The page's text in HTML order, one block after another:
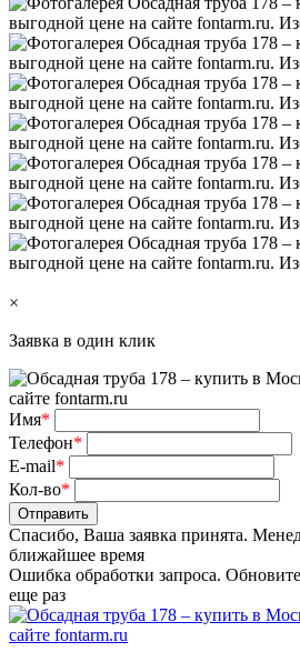
×
Заявка в один клик
Имя*
Телефон*
E-mail*
Кол-во*
Отправить
Спасибо, Ваша заявка принята.
ближайшее время
Ошибка обработки запроса.
еще раз